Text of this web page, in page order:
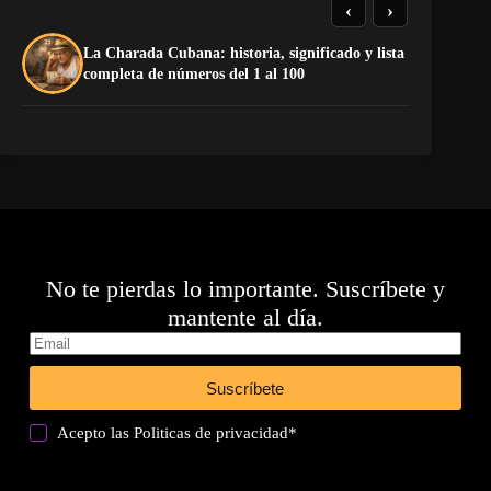
La Charada Cubana: historia, significado y lista
completa de números del 1 al 100
‹ ›
No te pierdas lo importante. Suscríbete y
mantente al día.
Suscríbete
Acepto lasPoliticas de privacidad*